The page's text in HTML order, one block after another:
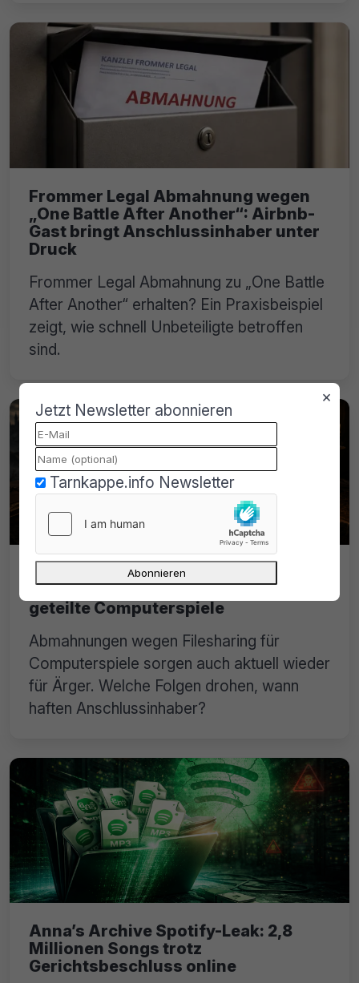
Frommer Legal Abmahnung wegen
„One Battle After Another“: Airbnb-
Gast bringt Anschlussinhaber unter
Druck
Frommer Legal Abmahnung zu „One Battle
After Another“ erhalten? Ein Praxisbeispiel
zeigt, wie schnell Unbeteiligte betroffen
sind.
Filesharing-Abmahnung: Nimrod
fordert 850 Euro für angeblich
geteilte Computerspiele
Abmahnungen wegen Filesharing für
Computerspiele sorgen auch aktuell wieder
für Ärger. Welche Folgen drohen, wann
haften Anschlussinhaber?
Anna’s Archive Spotify-Leak: 2,8
Millionen Songs trotz
Gerichtsbeschluss online
×
Jetzt Newsletter abonnieren
Tarnkappe.info Newsletter